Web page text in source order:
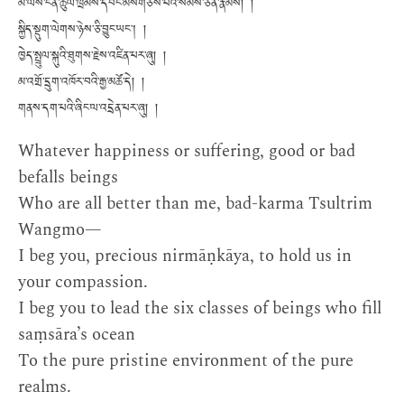
མ་ལས་ངན་ཚུལ་ཁྲིམས་དབང་མོསགཙོས་པའི་སེམས་ཅན་རྣམས། །
སྐྱིད་སྡུག་ལེགས་ཉེས་ཅི་བྱུང་ཡང། །
ཁྱེད་སྤྲུལ་སྐུའི་ཐུགས་རྗེས་འཛིན་པར་ཞུ། །
མ་འགྲོ་དྲུག་འཁོར་བའི་རྒྱ་མཚོ་དེ། །
གནས་དག་པའི་ཞིང་ལ་འདྲེན་པར་ཞུ། །
Whatever happiness or suffering, good or bad
befalls beings
Who are all better than me, bad-karma Tsultrim
Wangmo—
I beg you, precious nirmāṇkāya, to hold us in
your compassion.
I beg you to lead the six classes of beings who fill
saṃsāra’s ocean
To the pure pristine environment of the pure
realms.